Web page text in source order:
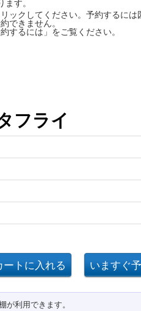
ます。
ックしてください。予約するには
できません。
するには」をご覧ください。
フライ
が利用できます。